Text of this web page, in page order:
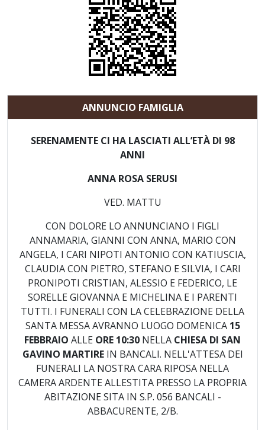
ANNUNCIO FAMIGLIA
SERENAMENTE CI HA LASCIATI ALL’ETÀ DI 98
ANNI
ANNA ROSA SERUSI
VED. MATTU
CON DOLORE LO ANNUNCIANO I FIGLI
ANNAMARIA, GIANNI CON ANNA, MARIO CON
ANGELA, I CARI NIPOTI ANTONIO CON KATIUSCIA,
CLAUDIA CON PIETRO, STEFANO E SILVIA, I CARI
PRONIPOTI CRISTIAN, ALESSIO E FEDERICO, LE
SORELLE GIOVANNA E MICHELINA E I PARENTI
TUTTI. I FUNERALI CON LA CELEBRAZIONE DELLA
SANTA MESSA AVRANNO LUOGO DOMENICA 15
FEBBRAIO ALLE ORE 10:30 NELLA CHIESA DI SAN
GAVINO MARTIREIN BANCALI. NELL'ATTESA DEI
FUNERALI LA NOSTRA CARA RIPOSA NELLA
CAMERA ARDENTE ALLESTITA PRESSO LA PROPRIA
ABITAZIONE SITA IN S.P. 056 BANCALI -
ABBACURENTE, 2/B.